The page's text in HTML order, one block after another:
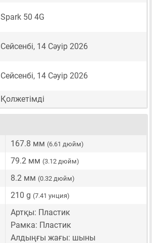
Spark 50 4G
Сейсенбі, 14 Сәуір 2026
Сейсенбі, 14 Сәуір 2026
Қолжетімді
167.8 мм (6.61 дюйм)
79.2 мм (3.12 дюйм)
8.2 мм (0.32 дюйм)
210 g (7.41 унция)
Артқы: Пластик
Рамка: Пластик
Алдыңғы жағы: шыны